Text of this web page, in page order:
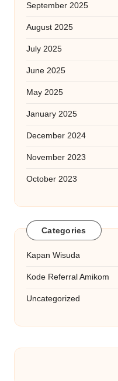
September 2025
August 2025
July 2025
June 2025
May 2025
January 2025
December 2024
November 2023
October 2023
Categories
Kapan Wisuda
Kode Referral Amikom
Uncategorized